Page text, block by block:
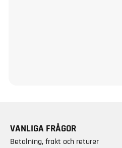
VANLIGA FRÅGOR
Betalning, frakt och returer